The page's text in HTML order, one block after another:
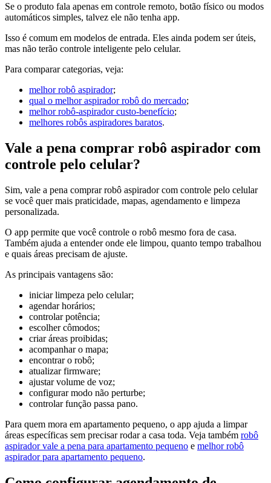
Se o produto fala apenas em controle remoto, botão físico ou modos
automáticos simples, talvez ele não tenha app.
Isso é comum em modelos de entrada. Eles ainda podem ser úteis,
mas não terão controle inteligente pelo celular.
Para comparar categorias, veja:
melhor robô aspirador;
qual o melhor aspirador robô do mercado;
melhor robô-aspirador custo-benefício;
melhores robôs aspiradores baratos.
Vale a pena comprar robô aspirador com
controle pelo celular?
Sim, vale a pena comprar robô aspirador com controle pelo celular
se você quer mais praticidade, mapas, agendamento e limpeza
personalizada.
O app permite que você controle o robô mesmo fora de casa.
Também ajuda a entender onde ele limpou, quanto tempo trabalhou
e quais áreas precisam de ajuste.
As principais vantagens são:
iniciar limpeza pelo celular;
agendar horários;
controlar potência;
escolher cômodos;
criar áreas proibidas;
acompanhar o mapa;
encontrar o robô;
atualizar firmware;
ajustar volume de voz;
configurar modo não perturbe;
controlar função passa pano.
Para quem mora em apartamento pequeno, o app ajuda a limpar
áreas específicas sem precisar rodar a casa toda. Veja também robô
aspirador vale a pena para apartamento pequeno e melhor robô
aspirador para apartamento pequeno.